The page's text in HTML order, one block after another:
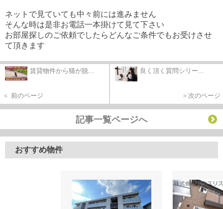
ネットで見ていても中々前には進みません
そんな時は是非お電話一本掛けて見て下さい
お部屋探しのご依頼でしたらどんなご条件でもお受けさせ
て頂きます
賃貸物件から猫が脱...
＜ 前のページ
良く頂く質問シリー...
＞次のページ
記事一覧ページへ
おすすめ物件